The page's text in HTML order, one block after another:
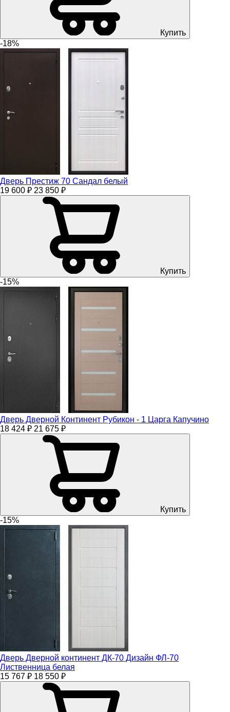
Купить
-18%
Дверь Престиж 70 Сандал белый
19 600 ₽ 23 850 ₽
Купить
-15%
Дверь Дверной Континент Рубикон - 1 Царга Капучино
18 424 ₽ 21 675 ₽
Купить
-15%
Дверь Дверной континент ДК-70 Дизайн ФЛ-70
Лиственница белая
15 767 ₽ 18 550 ₽